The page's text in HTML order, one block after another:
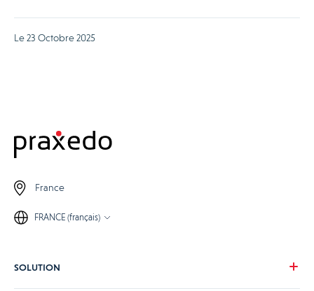
Le 23 Octobre 2025
France
FRANCE (français)
SOLUTION